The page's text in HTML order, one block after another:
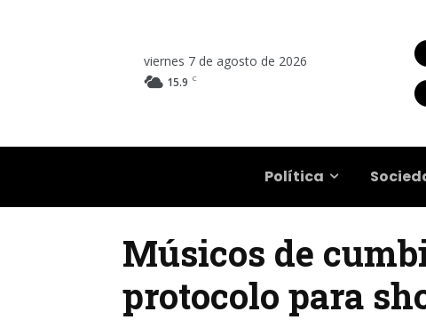
viernes 7 de agosto de 2026
15.9 C
Política
Músicos de
protocolo para